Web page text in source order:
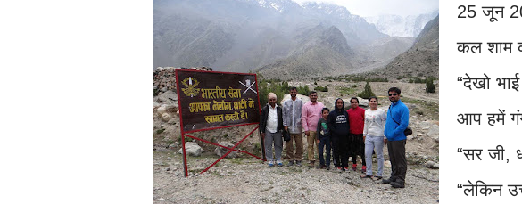
25 जून
कल शाम
“देखो
आप हमें
“सर जी,
“लेकिन